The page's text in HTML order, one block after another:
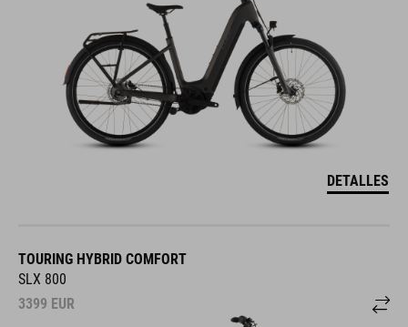
DETALLES
TOURING HYBRID COMFORT
SLX 800
3399 EUR